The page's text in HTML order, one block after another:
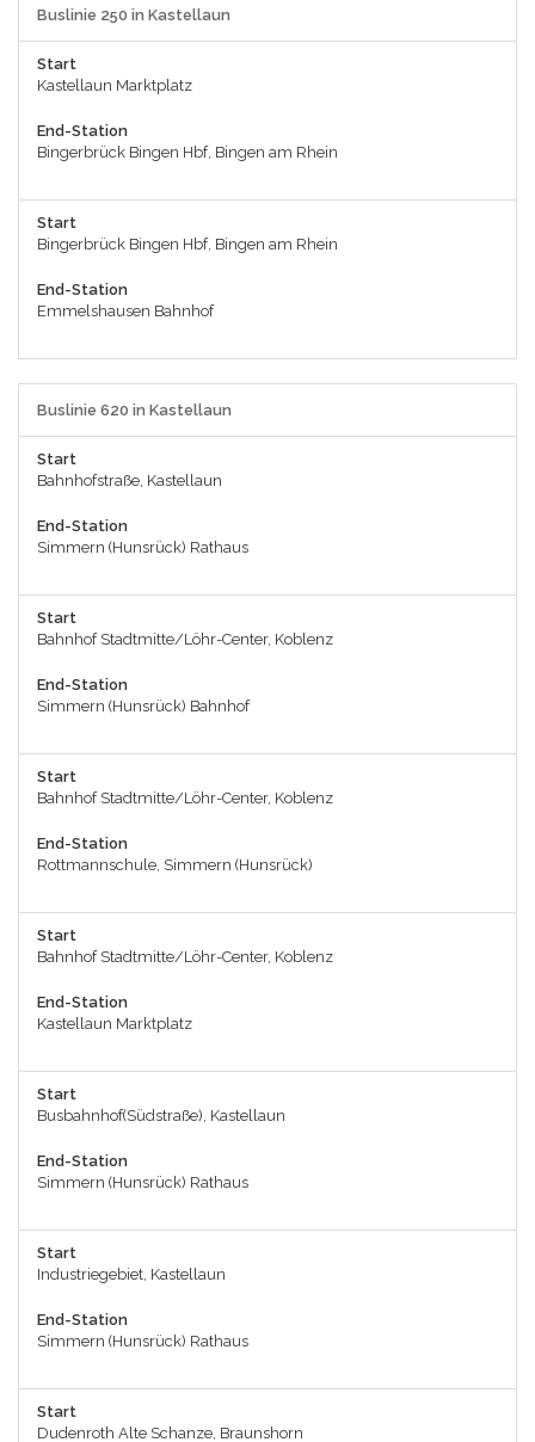
Buslinie 250 in Kastellaun
Start
Kastellaun Marktplatz
End-Station
Bingerbrück Bingen Hbf, Bingen am Rhein
Start
Bingerbrück Bingen Hbf, Bingen am Rhein
End-Station
Emmelshausen Bahnhof
Buslinie 620 in Kastellaun
Start
Bahnhofstraße, Kastellaun
End-Station
Simmern (Hunsrück) Rathaus
Start
Bahnhof Stadtmitte/Löhr-Center, Koblenz
End-Station
Simmern (Hunsrück) Bahnhof
Start
Bahnhof Stadtmitte/Löhr-Center, Koblenz
End-Station
Rottmannschule, Simmern (Hunsrück)
Start
Bahnhof Stadtmitte/Löhr-Center, Koblenz
End-Station
Kastellaun Marktplatz
Start
Busbahnhof(Südstraße), Kastellaun
End-Station
Simmern (Hunsrück) Rathaus
Start
Industriegebiet, Kastellaun
End-Station
Simmern (Hunsrück) Rathaus
Start
Dudenroth Alte Schanze, Braunshorn